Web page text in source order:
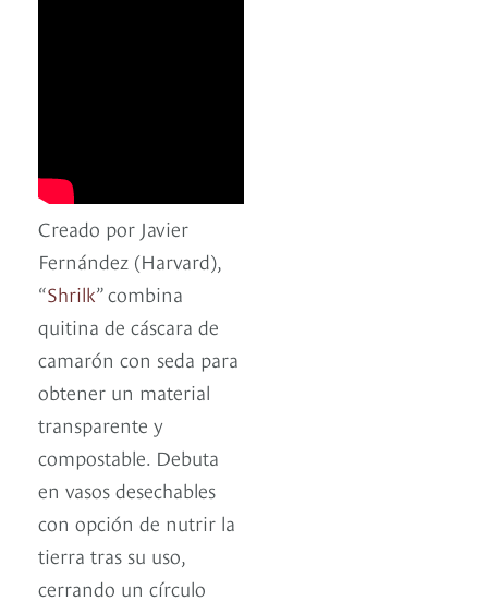
Creado por Javier
Fernández (Harvard),
“Shrilk” combina
quitina de cáscara de
camarón con seda para
obtener un material
transparente y
compostable. Debuta
en vasos desechables
con opción de nutrir la
tierra tras su uso,
cerrando un círculo